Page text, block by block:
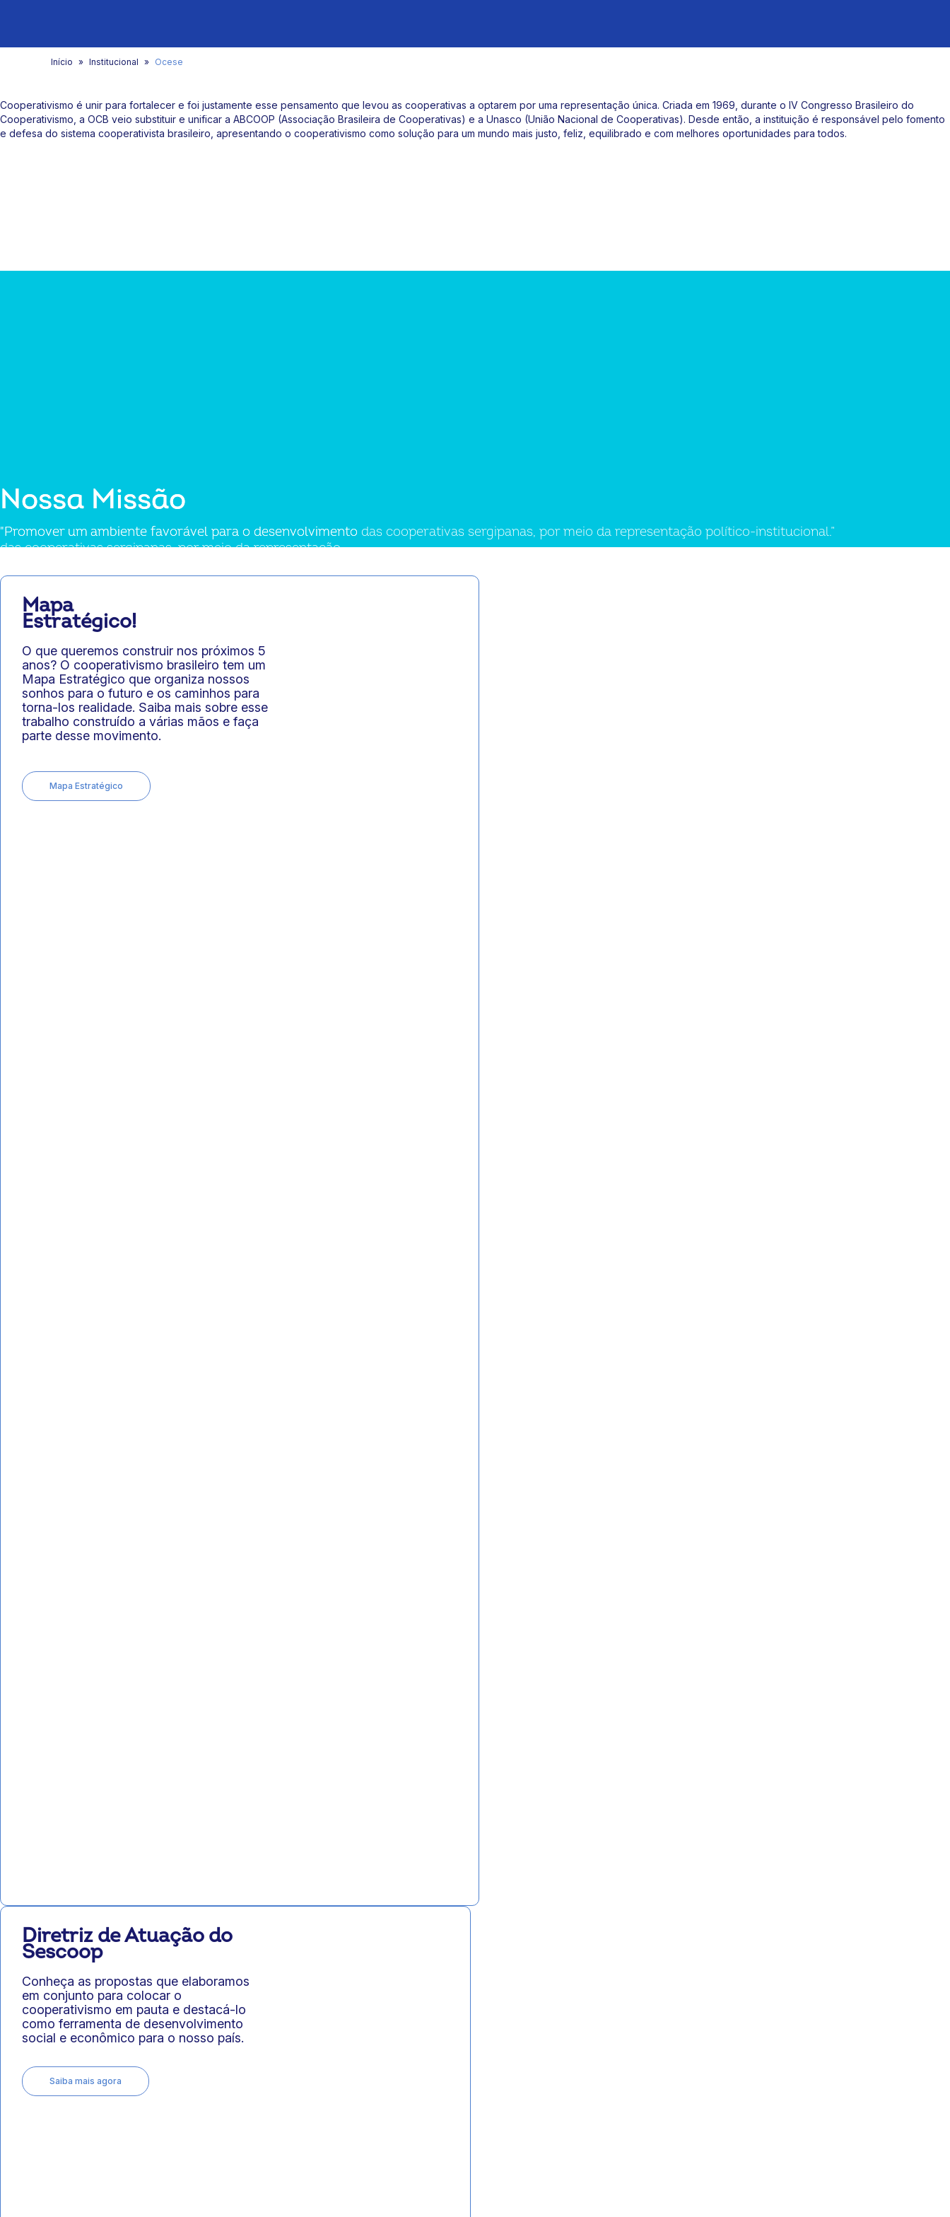
Início Institucional Ocese
Cooperativismo é unir para fortalecer e foi justamente esse pensamento que levou as cooperativas a optarem por uma representação única. Criada em 1969, durante o IV Congresso Brasileiro do
Cooperativismo, a OCB veio substituir e unificar a ABCOOP (Associação Brasileira de Cooperativas) e a Unasco (União Nacional de Cooperativas). Desde então, a instituição é responsável pelo fomento
e defesa do sistema cooperativista brasileiro, apresentando o cooperativismo como solução para um mundo mais justo, feliz, equilibrado e com melhores oportunidades para todos.
Nossa Missão
"Promover um ambiente favorável para o desenvolvimento
das cooperativas sergipanas, por meio da representação
Nossa Missão
"Promover um ambiente favorável para o desenvolvimento das cooperativas sergipanas, por meio da representação político-institucional.”
Mapa
Estratégico!
O que queremos construir nos próximos 5
anos? O cooperativismo brasileiro tem um
Mapa Estratégico que organiza nossos
sonhos para o futuro e os caminhos para
torna-los realidade. Saiba mais sobre esse
trabalho construído a várias mãos e faça
parte desse movimento.
Mapa Estratégico
Diretriz de Atuação do
Sescoop
Conheça as propostas que elaboramos
em conjunto para colocar o
cooperativismo em pauta e destacá-lo
como ferramenta de desenvolvimento
social e econômico para o nosso país.
Saiba mais agora